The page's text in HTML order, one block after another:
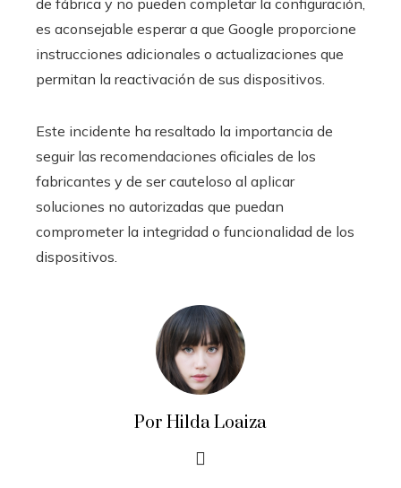
es aconsejable esperar a que Google proporcione
instrucciones adicionales o actualizaciones que
permitan la reactivación de sus dispositivos.
Este incidente ha resaltado la importancia de
seguir las recomendaciones oficiales de los
fabricantes y de ser cauteloso al aplicar
soluciones no autorizadas que puedan
comprometer la integridad o funcionalidad de los
dispositivos.
Por Hilda Loaiza